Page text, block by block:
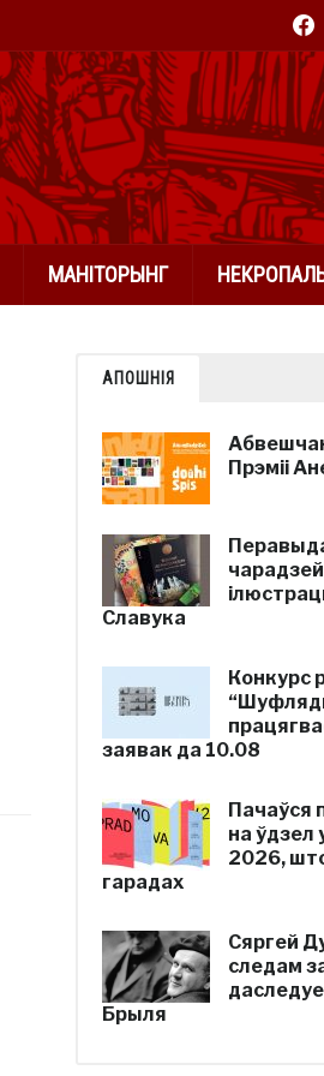
МАНІТОРЫНГ
АПОШНІЯ
Прэміі
Славука
Конкурс
заявак да 10.08
Пачаўся
на ўдзел
2026,
гарадах
Сяргей
следам
Брыля